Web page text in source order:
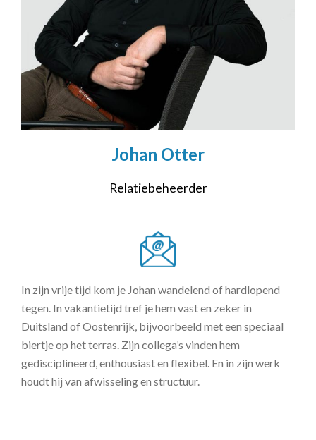
Johan Otter
Relatiebeheerder
In zijn vrije tijd kom je Johan wandelend of hardlopend
tegen. In vakantietijd tref je hem vast en zeker in
Duitsland of Oostenrijk, bijvoorbeeld met een speciaal
biertje op het terras. Zijn collega’s vinden hem
gedisciplineerd, enthousiast en flexibel. En in zijn werk
houdt hij van afwisseling en structuur.